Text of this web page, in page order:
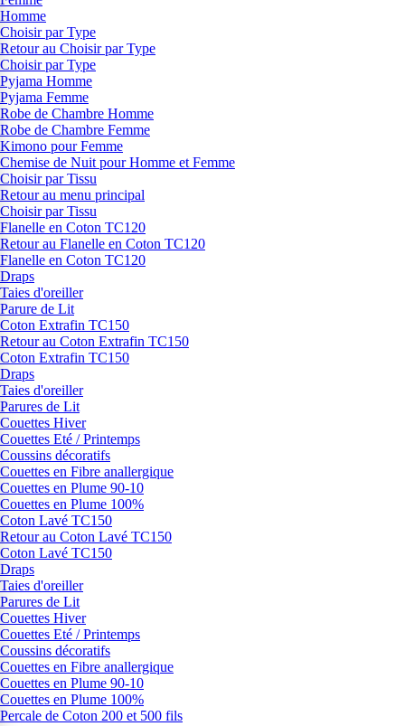
Homme
Choisir par Type
Retour au Choisir par Type
Choisir par Type
Pyjama Homme
Pyjama Femme
Robe de Chambre Homme
Robe de Chambre Femme
Kimono pour Femme
Chemise de Nuit pour Homme et Femme
Choisir par Tissu
Retour au menu principal
Choisir par Tissu
Flanelle en Coton TC120
Retour au Flanelle en Coton TC120
Flanelle en Coton TC120
Draps
Taies d'oreiller
Parure de Lit
Coton Extrafin TC150
Retour au Coton Extrafin TC150
Coton Extrafin TC150
Draps
Taies d'oreiller
Parures de Lit
Couettes Hiver
Couettes Eté / Printemps
Coussins décoratifs
Couettes en Fibre anallergique
Couettes en Plume 90-10
Couettes en Plume 100%
Coton Lavé TC150
Retour au Coton Lavé TC150
Coton Lavé TC150
Draps
Taies d'oreiller
Parures de Lit
Couettes Hiver
Couettes Eté / Printemps
Coussins décoratifs
Couettes en Fibre anallergique
Couettes en Plume 90-10
Couettes en Plume 100%
Percale de Coton 200 et 500 fils